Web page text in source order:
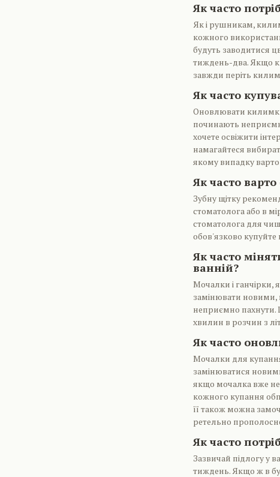
Як часто
Як і рушникам,
кожного
будуть заводитися
тиждень-два. Якщо
завжди періть
Як часто
Оновлювати
починають
хочете освіжити
намагайтеся
якому випадку
Як часто
Зубну щітку
стоматолога або в
стоматолога для
обов'язково купуйте
Як часто
ванній?
Мочалки і ганчірки,
замінювати
неприємно пахнути.
хвилин в розчин з
Як часто
Мочалки для
замінюватися
якщо мочалка вже не
кожного купання
її також можна
ретельно
Як часто
Зазвичай підлогу у
тиждень. Якщо ж в